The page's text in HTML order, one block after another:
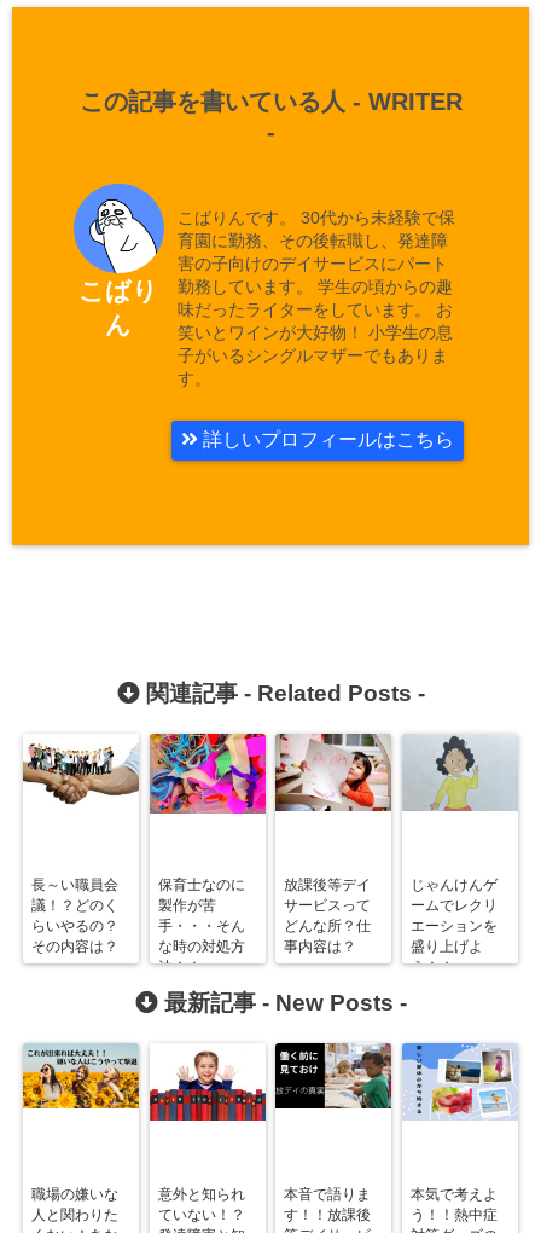
この記事を書いている人 - WRITER
-
こばり
ん
こばりんです。 30代から未経験で保
育園に勤務、その後転職し、発達障
害の子向けのデイサービスにパート
勤務しています。 学生の頃からの趣
味だったライターをしています。 お
笑いとワインが大好物！ 小学生の息
子がいるシングルマザーでもありま
す。
詳しいプロフィールはこちら
関連記事 - Related Posts -
長～い職員会
議！？どのく
らいやるの？
その内容は？
保育士なのに
製作が苦
手・・・そん
な時の対処方
法！！
放課後等デイ
サービスって
どんな所？仕
事内容は？
じゃんけんゲ
ームでレクリ
エーションを
盛り上げよ
う！！
最新記事 - New Posts -
職場の嫌いな
人と関わりた
意外と知られ
ていない！？
本音で語りま
す！！放課後
本気で考えよ
う！！熱中症